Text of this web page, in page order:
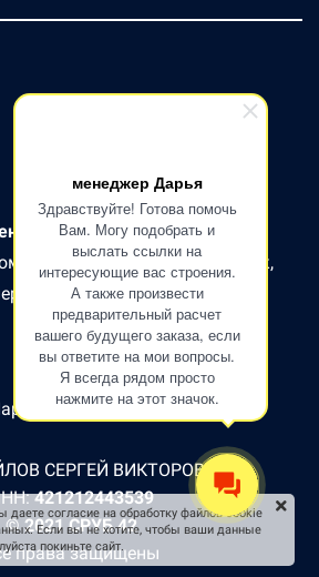
менеджер Дарья
Здравствуйте! Готова помочь
Вам. Могу подобрать и
выслать ссылки на
интересующие вас строения.
А также произвести
предварительный расчет
вашего будущего заказа, если
вы ответите на мои вопросы.
Я всегда рядом просто
нажмите на этот значок.
строительная компания.
домов, бань, беседок,
и соседних областях.
СБЕР БАНК
СЕРГЕЙ ВИКТОРОВИЧ
421212443539
© 2021 СРУБ 42
права защищены
даете согласие на обработку файлов cookie
Если вы не хотите, чтобы ваши данные
покиньте сайт.